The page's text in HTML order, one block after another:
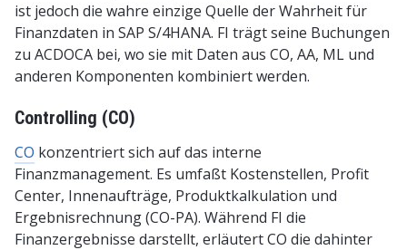
ist jedoch die wahre einzige Quelle der Wahrheit für
Finanzdaten in SAP S/4HANA. FI trägt seine Buchungen
zu ACDOCA bei, wo sie mit Daten aus CO, AA, ML und
anderen Komponenten kombiniert werden.
Controlling (CO)
CO konzentriert sich auf das interne
Finanzmanagement. Es umfaßt Kostenstellen, Profit
Center, Innenaufträge, Produktkalkulation und
Ergebnisrechnung (CO-PA). Während FI die
Finanzergebnisse darstellt, erläutert CO die dahinter